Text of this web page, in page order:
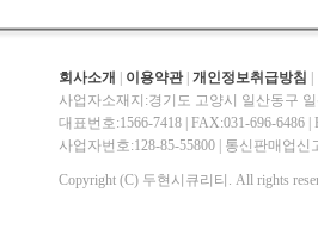
회사소개 이용약관| 개인정보취급방침
사업자소재지:경기도 고양시 일산동구
대표번호:1566-7418 | FAX:031-696-6486 |
사업자번호:128-85-55800 | 통신판매업
Copyright (C) 두현시큐리티. All rights